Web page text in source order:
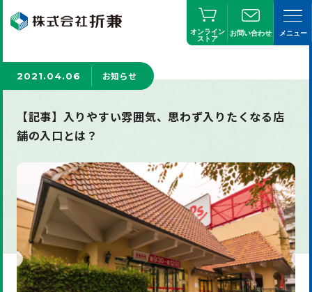
オンライン
ストア
お問い合わせ メニュー
2021.04.06 お知らせ
【記事】入りやすい雰囲気、思わず入りたくなる店
舗の入口とは？